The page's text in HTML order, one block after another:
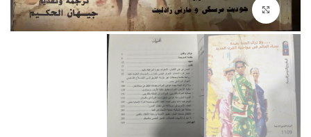
Click to enlarge